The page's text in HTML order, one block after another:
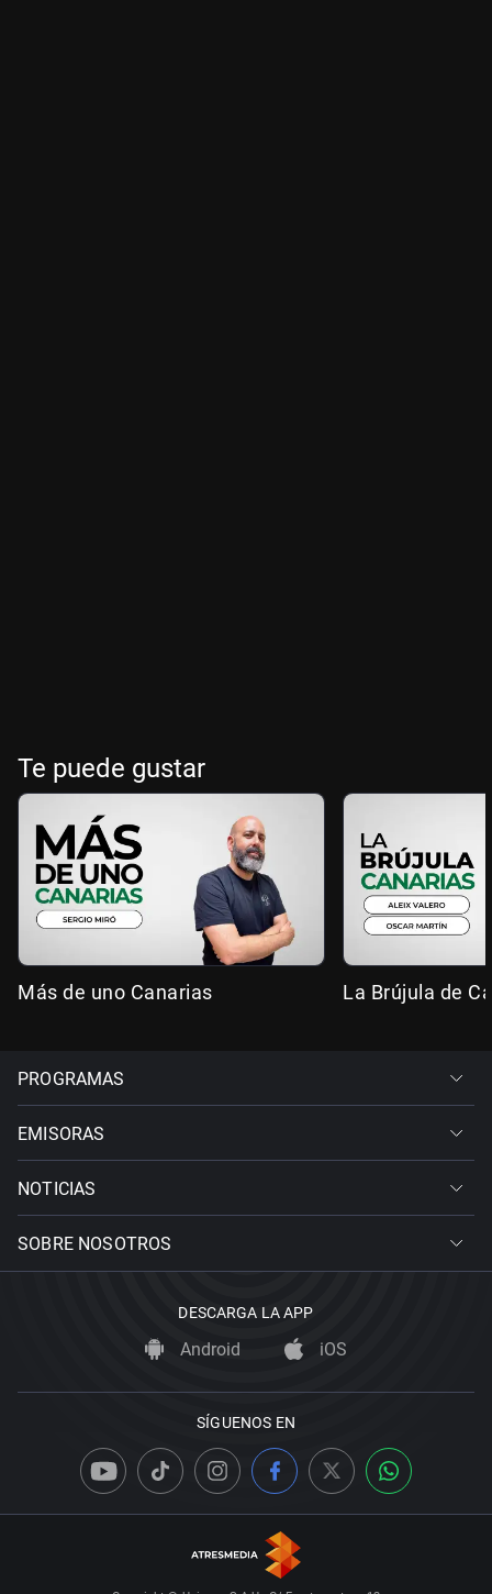
Te puede gustar
Más de uno Canarias La Brújula de
PROGRAMAS
EMISORAS
NOTICIAS
SOBRE NOSOTROS
DESCARGA LA APP
Android iOS
SÍGUENOS EN